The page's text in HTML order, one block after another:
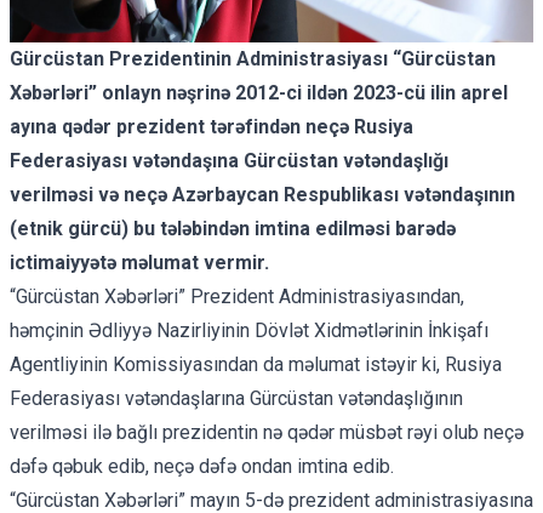
Gürcüstan Prezidentinin Administrasiyası “Gürcüstan
Xəbərləri” onlayn nəşrinə 2012-ci ildən 2023-cü ilin aprel
ayına qədər prezident tərəfindən neçə Rusiya
Federasiyası vətəndaşına Gürcüstan vətəndaşlığı
verilməsi və neçə Azərbaycan Respublikası vətəndaşının
(etnik gürcü) bu tələbindən imtina edilməsi barədə
ictimaiyyətə məlumat vermir.
“Gürcüstan Xəbərləri” Prezident Administrasiyasından,
həmçinin Ədliyyə Nazirliyinin Dövlət Xidmətlərinin İnkişafı
Agentliyinin Komissiyasından da məlumat istəyir ki, Rusiya
Federasiyası vətəndaşlarına Gürcüstan vətəndaşlığının
verilməsi ilə bağlı prezidentin nə qədər müsbət rəyi olub neçə
dəfə qəbuk edib, neçə dəfə ondan imtina edib.
“Gürcüstan Xəbərləri” mayın 5-də prezident administrasiyasına